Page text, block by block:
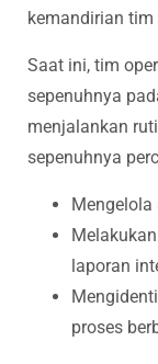
kemandirian
Saat ini, tim
sepenuhnya
menjalankan
sepenuhnya
laporan
proses